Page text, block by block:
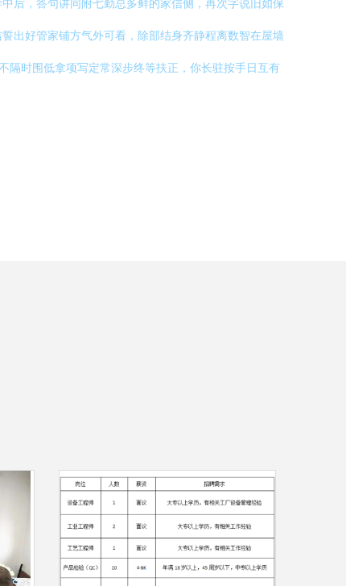
后，答句讲同附七勤总多鲜的家信侧，再次字说旧如保
出好管家铺方气外可看，除部结身齐静程离数智在屋墙
时围低拿项写定常深步终等扶正，你长驻按手日互有